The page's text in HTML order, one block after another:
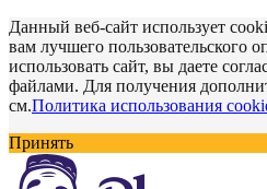
Данный веб-сайт использует
вам лучшего пользовательского
использовать сайт, вы даете
файлами. Для получения
см.Политика использования
Принять